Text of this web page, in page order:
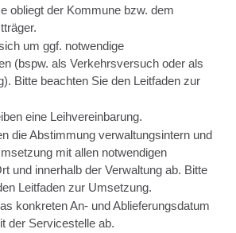
obliegt der Kommune bzw. dem
um ggf. notwendige
(bspw. als Verkehrsversuch oder als
Bitte beachten Sie den Leitfaden zur
eine Leihvereinbarung.
die Abstimmung verwaltungsintern und
mit allen notwendigen
und innerhalb der Verwaltung ab. Bitte
Leitfaden zur Umsetzung.
konkreten An- und Ablieferungsdatum
der Servicestelle ab.